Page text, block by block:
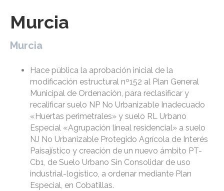
Murcia
Murcia
Hace pública la aprobación inicial de la
modificación estructural nº152 al Plan General
Municipal de Ordenación, para reclasificar y
recalificar suelo NP No Urbanizable Inadecuado
«Huertas perimetrales» y suelo RL Urbano
Especial «Agrupación lineal residencial» a suelo
NJ No Urbanizable Protegido Agrícola de Interés
Paisajístico y creación de un nuevo ámbito PT-
Cb1, de Suelo Urbano Sin Consolidar de uso
industrial-logístico, a ordenar mediante Plan
Especial, en Cobatillas.